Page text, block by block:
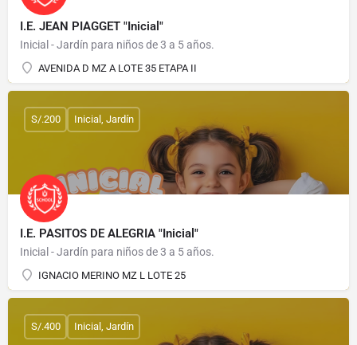
I.E. JEAN PIAGGET "Inicial"
Inicial - Jardín para niños de 3 a 5 años.
AVENIDA D MZ A LOTE 35 ETAPA II
I.E. PASITOS DE ALEGRIA "Inicial"
Inicial - Jardín para niños de 3 a 5 años.
IGNACIO MERINO MZ L LOTE 25
S/.200 Inicial, Jardín
S/.400 Inicial, Jardín